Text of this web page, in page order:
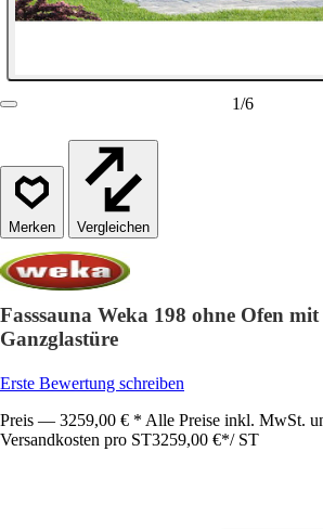
1/6
Vergleichen
Fasssauna Weka 198 ohne Ofen
Ganzglastüre
Erste Bewertung schreiben
Preis — 3259,00 € * Alle Preise inkl. MwSt.
Versandkosten pro ST3259,00 €*/ ST